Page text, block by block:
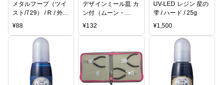
メタルフープ（ツイ
スト/729） / R / 外径
約18mm / 2pcs
¥88
デザインミール皿 カ
ン付（ムーン・
3983） / R
¥132
UV-LED レジン 星の
雫 / ハード / 25g
¥1,500